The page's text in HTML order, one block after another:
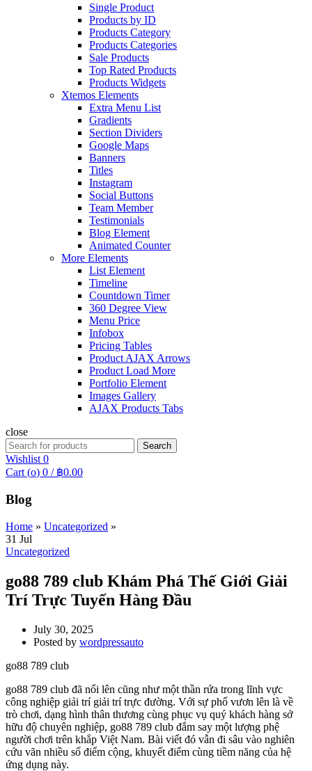
Single Product
Products by ID
Products Category
Products Categories
Sale Products
Top Rated Products
Products Widgets
Xtemos Elements
Extra Menu List
Gradients
Section Dividers
Google Maps
Banners
Titles
Instagram
Social Buttons
Team Member
Testimonials
Blog Element
Animated Counter
More Elements
List Element
Timeline
Countdown Timer
360 Degree View
Menu Price
Infobox
Pricing Tables
Product AJAX Arrows
Product Load More
Portfolio Element
Images Gallery
AJAX Products Tabs
close
Search
for:
Search
Wishlist 0
Cart (o) 0 / ฿0.00
Blog
Home » Uncategorized »
31 Jul
Uncategorized
go88 789 club Khám Phá Thế Giới Giải
Trí Trực Tuyến Hàng Đầu
July 30, 2025
Posted by wordpressauto
go88 789 club
go88 789 club đã nổi lên cũng như một thần rứa trong lĩnh vực
công nghiệp giải trí giải trí trực đường. Với sự phổ vươn lên là về
trò chơi, dạng hình thân thương cùng phục vụ quý khách hàng sở
hữu độ chuyên nghiệp, go88 789 club đắm say một lượng phệ
người chơi trên khắp Việt Nam. Bài viết đó vẫn đi sâu vào nghiên
cứu vãn nhiều số điểm cộng, khuyết điểm cùng tiềm năng của hệ
ứng dụng này.